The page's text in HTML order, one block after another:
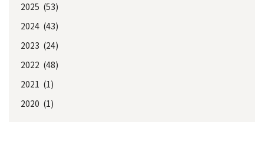
2025 (53)
2024 (43)
2023 (24)
2022 (48)
2021 (1)
2020 (1)